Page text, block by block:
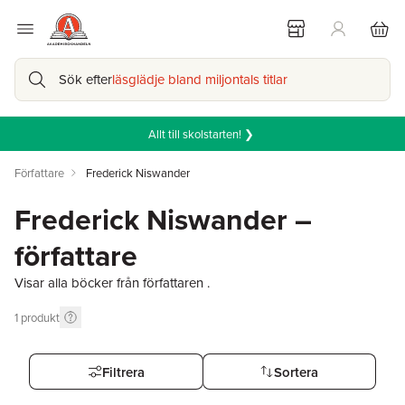
Sök efterläsglädje bland miljontals titlar
Allt till skolstarten! ❯
Författare Frederick Niswander
Frederick Niswander –
författare
Visar alla böcker från författaren .
1 produkt
Filtrera Sortera